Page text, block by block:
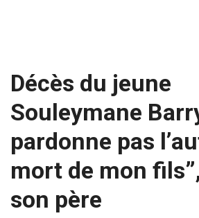
Décès du jeune
Souleymane
pardonne pas
mort de mon
son père